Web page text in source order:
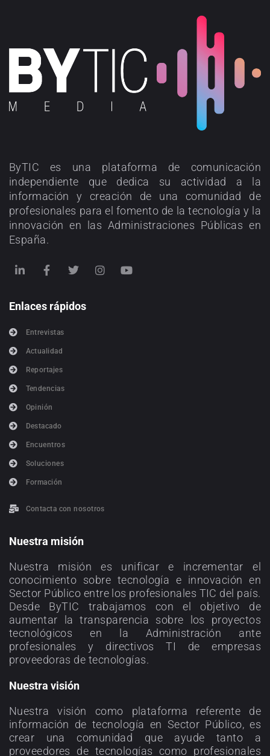
ByTIC es una plataforma de comunicación
independiente que dedica su actividad a la
información y creación de una comunidad de
profesionales para el fomento de la tecnología y la
innovación en las Administraciones Públicas en
España.
Enlaces rápidos
Entrevistas
Actualidad
Reportajes
Tendencias
Opinión
Destacado
Encuentros
Soluciones
Formación
Contacta con nosotros
Nuestra misión
Nuestra misión es unificar e incrementar el
conocimiento sobre tecnología e innovación en
Sector Público entre los profesionales TIC del país.
Desde ByTIC trabajamos con el objetivo de
aumentar la transparencia sobre los proyectos
tecnológicos en la Administración ante
profesionales y directivos TI de empresas
proveedoras de tecnologías.
Nuestra visión
Nuestra visión como plataforma referente de
información de tecnología en Sector Público, es
crear una comunidad que ayude tanto a
proveedores de tecnologías como profesionales